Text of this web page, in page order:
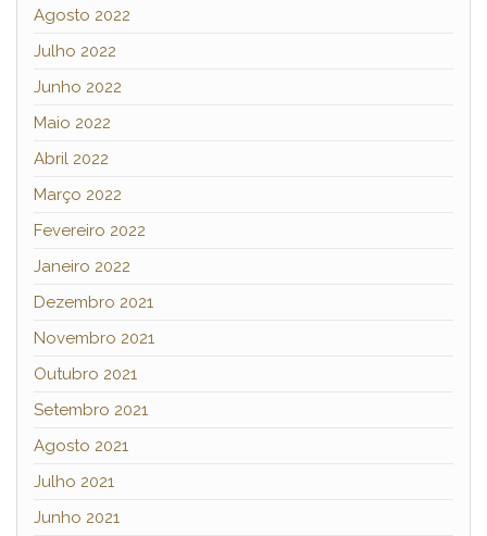
Agosto 2022
Julho 2022
Junho 2022
Maio 2022
Abril 2022
Março 2022
Fevereiro 2022
Janeiro 2022
Dezembro 2021
Novembro 2021
Outubro 2021
Setembro 2021
Agosto 2021
Julho 2021
Junho 2021